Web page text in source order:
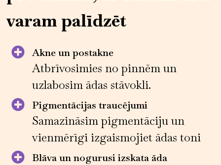
varam palīdzēt
Akne un postakne
Atbrīvosimies no pinnēm un
uzlabosim ādas stāvokli.
Pigmentācijas traucējumi
Samazināsim pigmentāciju un
vienmērīgi izgaismojiet ādas toni
Blāva un nogurusi izskata āda